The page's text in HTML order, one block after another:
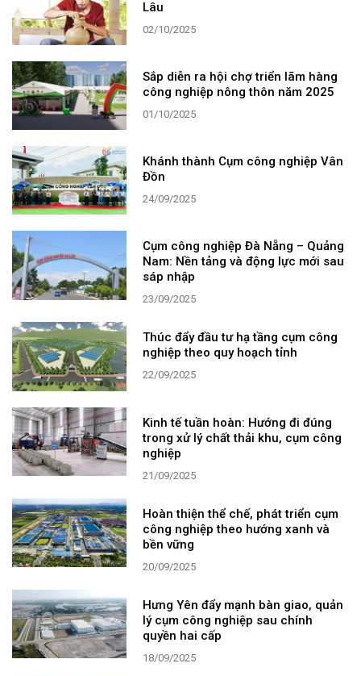
Lâu
02/10/2025
Sắp diễn ra hội chợ triển lãm hàng
công nghiệp nông thôn năm 2025
01/10/2025
Khánh thành Cụm công nghiệp Vân
Đồn
24/09/2025
Cụm công nghiệp Đà Nẵng – Quảng
Nam: Nền tảng và động lực mới sau
sáp nhập
23/09/2025
Thúc đẩy đầu tư hạ tầng cụm công
nghiệp theo quy hoạch tỉnh
22/09/2025
Kinh tế tuần hoàn: Hướng đi đúng
trong xử lý chất thải khu, cụm công
nghiệp
21/09/2025
Hoàn thiện thể chế, phát triển cụm
công nghiệp theo hướng xanh và
bền vững
20/09/2025
Hưng Yên đẩy mạnh bàn giao, quản
lý cụm công nghiệp sau chính
quyền hai cấp
18/09/2025